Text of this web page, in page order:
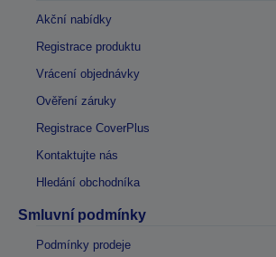
Akční nabídky
Registrace produktu
Vrácení objednávky
Ověření záruky
Registrace CoverPlus
Kontaktujte nás
Hledání obchodníka
Smluvní podmínky
Podmínky prodeje